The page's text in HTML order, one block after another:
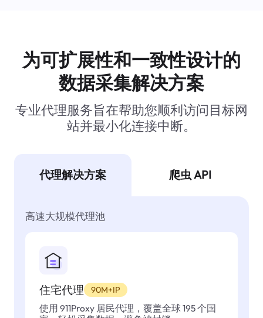
为可扩展性和一致性设计的
数据采集解决方案
专业代理服务旨在帮助您顺利访问目标网
站并最小化连接中断。
代理解决方案 爬虫 API
高速大规模代理池
住宅代理 90M+IP
使用 911Proxy 居民代理，覆盖全球 195 个国